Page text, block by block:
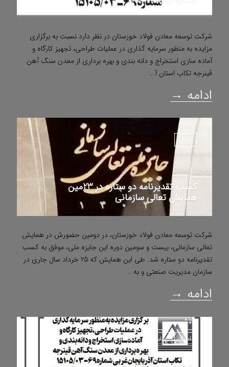
شرکت توسعه معادن فولاد خوزستان در نظر دارد نسبت به برگزاری
مزایده به منظور سرمایه گذاری در عملیات طراحی، تجهیز کارگاه و
آماده سازی استخراج و دانه بندی و بهره برداری از معدن سنگ آهن
قینرجه تکاب استان آ...
ادامه →
کسب تقدیرنامه دو ستاره در 23مین
همایش تعالی سازمانی
شرکت توسعه معادن فولاد خوزستان، در دومین حضورش در همایش
تعالی سازمانی، بیست و سومین دوره این جایزه ملی، موفق به کسب
تقدیرنامه دو ستاره شد. طی این همایش که 25 خرداد سال جاری در
سازمان مدیریت صنعتی و به...
ادامه →
اخبار مزایده مناقصه